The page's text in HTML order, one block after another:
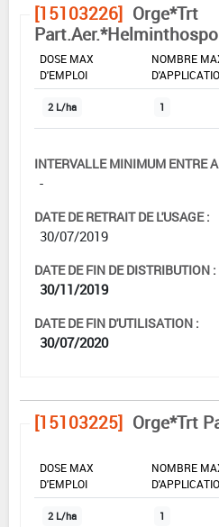
[15103226] Orge*Trt
DOSE MAX
D'EMPLOI
NOMBRE
2 L/ha 1
INTERVALLE MINIMUM ENTRE
-
DATE DE RETRAIT DE L'USAGE :
30/07/2019
DATE DE FIN DE DISTRIBUTION :
30/11/2019
DATE DE FIN D'UTILISATION :
30/07/2020
[15103225] Orge*Trt
DOSE MAX
D'EMPLOI
NOMBRE
2 L/ha 1